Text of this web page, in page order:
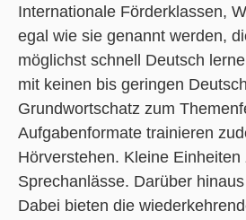
Internationale Förderklassen,
egal wie sie genannt werden,
möglichst schnell Deutsch
mit keinen bis geringen
Grundwortschatz zum
Aufgabenformate trainieren
Hörverstehen. Kleine
Sprechanlässe. Darüber
Dabei bieten die